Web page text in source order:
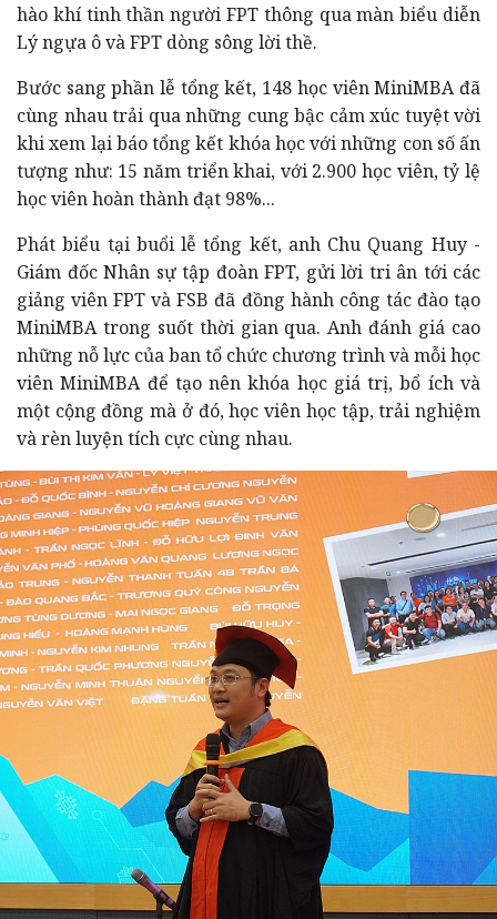
hào khí tinh thần người FPT thông qua màn biểu diễn
Lý ngựa ô và FPT dòng sông lời thề.
Bước sang phần lễ tổng kết, 148 học viên MiniMBA đã
cùng nhau trải qua những cung bậc cảm xúc tuyệt vời
khi xem lại báo tổng kết khóa học với những con số ấn
tượng như: 15 năm triển khai, với 2.900 học viên, tỷ lệ
học viên hoàn thành đạt 98%...
Phát biểu tại buổi lễ tổng kết, anh Chu Quang Huy -
Giám đốc Nhân sự tập đoàn FPT, gửi lời tri ân tới các
giảng viên FPT và FSB đã đồng hành công tác đào tạo
MiniMBA trong suốt thời gian qua. Anh đánh giá cao
những nỗ lực của ban tổ chức chương trình và mỗi học
viên MiniMBA để tạo nên khóa học giá trị, bổ ích và
một cộng đồng mà ở đó, học viên học tập, trải nghiệm
và rèn luyện tích cực cùng nhau.